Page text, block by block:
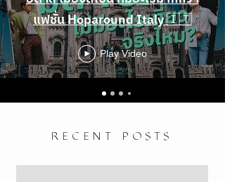
แฟชั่น Hoparound Italy 🇮🇹
Play Video
RECENT POSTS